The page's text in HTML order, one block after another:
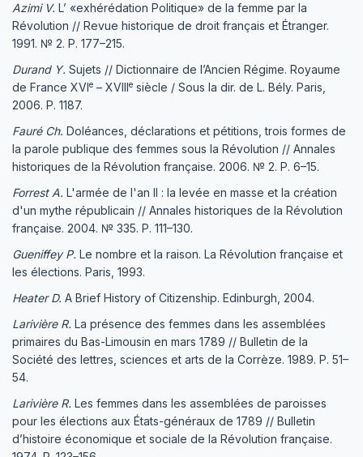
Azimi V. L’ «exhérédation Politique» de la femme par la
Révolution // Revue historique de droit français et Étranger.
1991. № 2. P. 177–215.
Durand Y. Sujets // Dictionnaire de l’Ancien Régime. Royaume
de France XVIe – XVIIIe siècle / Sous la dir. de L. Bély. Paris,
2006. P. 1187.
Fauré Ch. Doléances, déclarations et pétitions, trois formes de
la parole publique des femmes sous la Révolution // Annales
historiques de la Révolution française. 2006. № 2. P. 6–15.
Forrest A. L'armée de l'an II : la levée en masse et la création
d'un mythe républicain // Annales historiques de la Révolution
française. 2004. № 335. P. 111–130.
Gueniffey P. Le nombre et la raison. La Révolution française et
les élections. Paris, 1993.
Heater D. A Brief History of Citizenship. Edinburgh, 2004.
Larivière R. La présence des femmes dans les assemblées
primaires du Bas-Limousin en mars 1789 // Bulletin de la
Société des lettres, sciences et arts de la Corrèze. 1989. P. 51–
54.
Larivière R. Les femmes dans les assemblées de paroisses
pour les élections aux États-généraux de 1789 // Bulletin
d’histoire économique et sociale de la Révolution française.